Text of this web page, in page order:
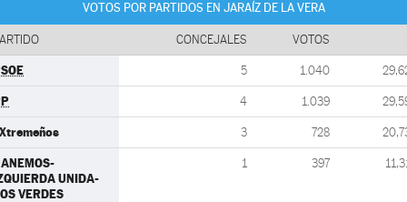
VOTOS POR PARTIDOS EN JARAÍZ DE LA VERA
CONCEJALES VOTOS
5 1.040
4 1.039
3 728
UNIDA-
VERDES
1 397